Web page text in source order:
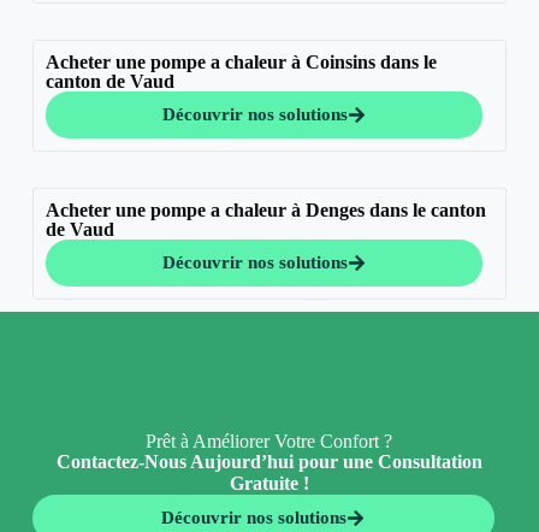
Acheter une pompe a chaleur à Coinsins dans le
canton de Vaud
Découvrir nos solutions
Acheter une pompe a chaleur à Denges dans le canton
de Vaud
Découvrir nos solutions
Prêt à Améliorer Votre Confort ?
Contactez-Nous Aujourd’hui pour une Consultation
Gratuite !
Découvrir nos solutions